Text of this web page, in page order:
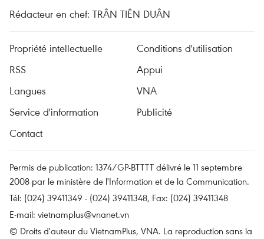
Rédacteur en chef: TRÂN TIÊN DUÂN
Propriété intellectuelle
Conditions d'utilisation
RSS
Appui
Langues
VNA
Service d'information
Publicité
Contact
Permis de publication: 1374/GP-BTTTT délivré le 11 septembre
2008 par le ministère de l'Information et de la Communication.
Tél: (024) 39411349 - (024) 39411348, Fax: (024) 39411348
E-mail: vietnamplus@vnanet.vn
© Droits d'auteur du VietnamPlus, VNA. La reproduction sans la